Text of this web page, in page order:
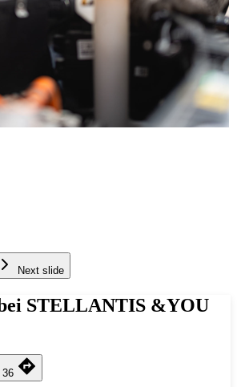
Next slide
STELLANTIS &YOU
36